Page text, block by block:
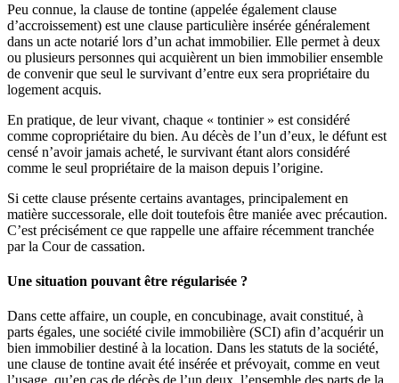
Peu connue, la clause de tontine (appelée également clause
d’accroissement) est une clause particulière insérée généralement
dans un acte notarié lors d’un achat immobilier. Elle permet à deux
ou plusieurs personnes qui acquièrent un bien immobilier ensemble
de convenir que seul le survivant d’entre eux sera propriétaire du
logement acquis.
En pratique, de leur vivant, chaque « tontinier » est considéré
comme copropriétaire du bien. Au décès de l’un d’eux, le défunt est
censé n’avoir jamais acheté, le survivant étant alors considéré
comme le seul propriétaire de la maison depuis l’origine.
Si cette clause présente certains avantages, principalement en
matière successorale, elle doit toutefois être maniée avec précaution.
C’est précisément ce que rappelle une affaire récemment tranchée
par la Cour de cassation.
Une situation pouvant être régularisée ?
Dans cette affaire, un couple, en concubinage, avait constitué, à
parts égales, une société civile immobilière (SCI) afin d’acquérir un
bien immobilier destiné à la location. Dans les statuts de la société,
une clause de tontine avait été insérée et prévoyait, comme en veut